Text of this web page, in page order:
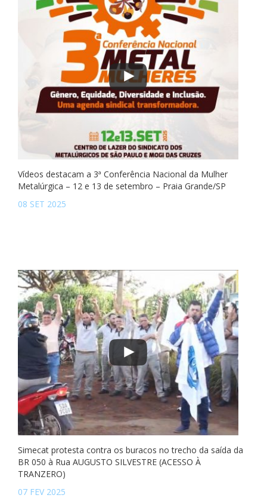
Vídeos destacam a 3ª Conferência Nacional da Mulher
Metalúrgica – 12 e 13 de setembro – Praia Grande/SP
08 SET 2025
Simecat protesta contra os buracos no trecho da saída da
BR 050 à Rua AUGUSTO SILVESTRE (ACESSO À
TRANZERO)
07 FEV 2025